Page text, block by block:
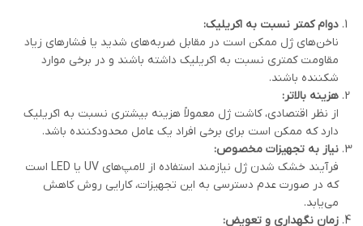
دوام کمتر نسبت به اکریلیک:
ناخن‌های ژل ممکن است در مقابل ضربه‌های شدید یا فشارهای زیاد
مقاومت کمتری نسبت به اکریلیک داشته باشند و در برخی موارد
شکننده باشند.
هزینه بالاتر:
از نظر اقتصادی، کاشت ژل معمولاً هزینه بیشتری نسبت به اکریلیک
دارد که ممکن است برای برخی افراد یک عامل محدودکننده باشد.
نیاز به تجهیزات مخصوص:
فرآیند خشک شدن ژل نیازمند استفاده از لامپ‌های UV یا LED است
که در صورت عدم دسترسی به این تجهیزات، کارایی روش کاهش
می‌یابد.
زمان نگهداری و تعویض: